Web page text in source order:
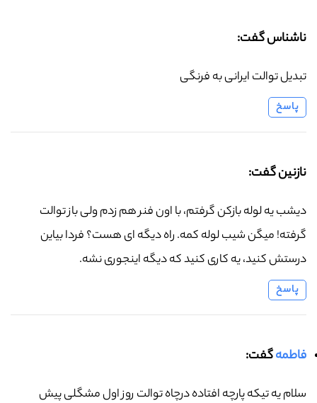
ناشناس گفت:
تبدیل توالت ایرانی به فرنگی
پاسخ
نازنین گفت:
دیشب یه لوله بازکن گرفتم، با اون فنر هم زدم ولی باز توالت
گرفته! میگن شیب لوله کمه. راه دیگه ای هست؟ فردا بیاین
درستش کنید، یه کاری کنید که دیگه اینجوری نشه.
پاسخ
فاطمهگفت:
سلام یه تیکه پارچه افتاده درچاه توالت روز اول مشگلی پیش